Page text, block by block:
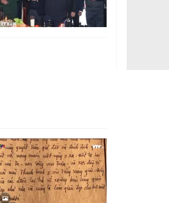
Tư vấn